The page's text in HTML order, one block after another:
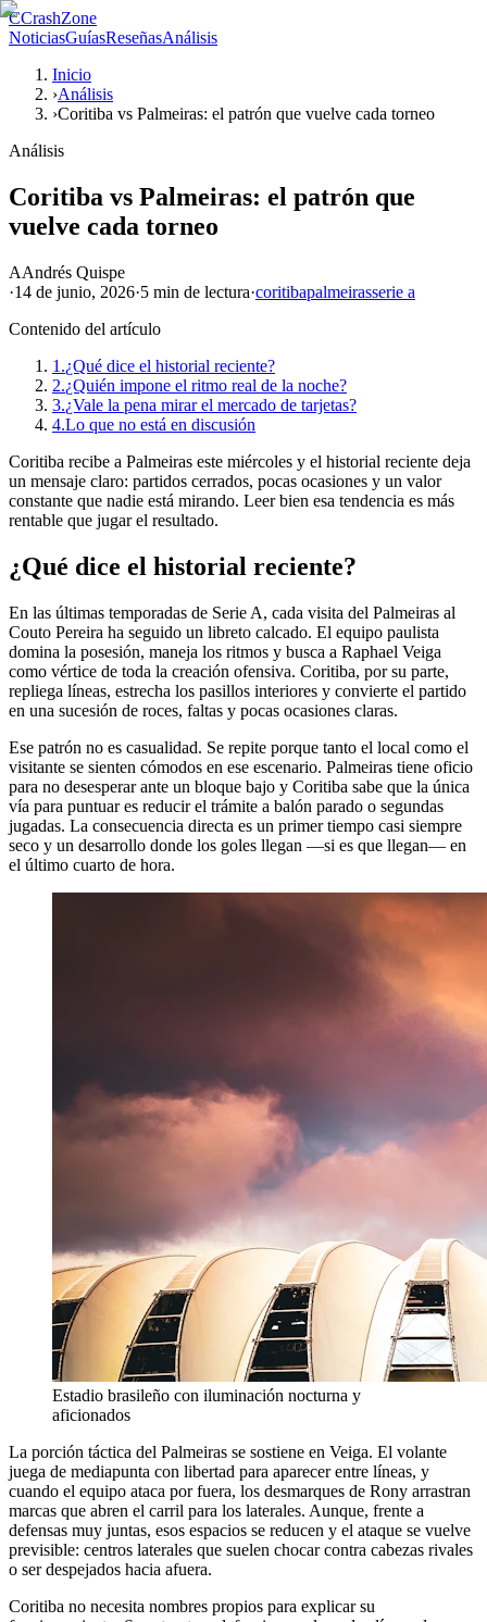
CCrashZone
NoticiasGuíasReseñasAnálisis
Inicio
›Análisis
›Coritiba vs Palmeiras: el patrón que vuelve cada torneo
Análisis
Coritiba vs Palmeiras: el patrón que
vuelve cada torneo
AAndrés Quispe
·14 de junio, 2026·5 min de lectura·coritibapalmeirasserie a
Contenido del artículo
1.¿Qué dice el historial reciente?
2.¿Quién impone el ritmo real de la noche?
3.¿Vale la pena mirar el mercado de tarjetas?
4.Lo que no está en discusión
Coritiba recibe a Palmeiras este miércoles y el historial reciente deja
un mensaje claro: partidos cerrados, pocas ocasiones y un valor
constante que nadie está mirando. Leer bien esa tendencia es más
rentable que jugar el resultado.
¿Qué dice el historial reciente?
En las últimas temporadas de Serie A, cada visita del Palmeiras al
Couto Pereira ha seguido un libreto calcado. El equipo paulista
domina la posesión, maneja los ritmos y busca a Raphael Veiga
como vértice de toda la creación ofensiva. Coritiba, por su parte,
repliega líneas, estrecha los pasillos interiores y convierte el partido
en una sucesión de roces, faltas y pocas ocasiones claras.
Ese patrón no es casualidad. Se repite porque tanto el local como el
visitante se sienten cómodos en ese escenario. Palmeiras tiene oficio
para no desesperar ante un bloque bajo y Coritiba sabe que la única
vía para puntuar es reducir el trámite a balón parado o segundas
jugadas. La consecuencia directa es un primer tiempo casi siempre
seco y un desarrollo donde los goles llegan —si es que llegan— en
el último cuarto de hora.
Estadio brasileño con iluminación nocturna y
aficionados
La porción táctica del Palmeiras se sostiene en Veiga. El volante
juega de mediapunta con libertad para aparecer entre líneas, y
cuando el equipo ataca por fuera, los desmarques de Rony arrastran
marcas que abren el carril para los laterales. Aunque, frente a
defensas muy juntas, esos espacios se reducen y el ataque se vuelve
previsible: centros laterales que suelen chocar contra cabezas rivales
o ser despejados hacia afuera.
Coritiba no necesita nombres propios para explicar su